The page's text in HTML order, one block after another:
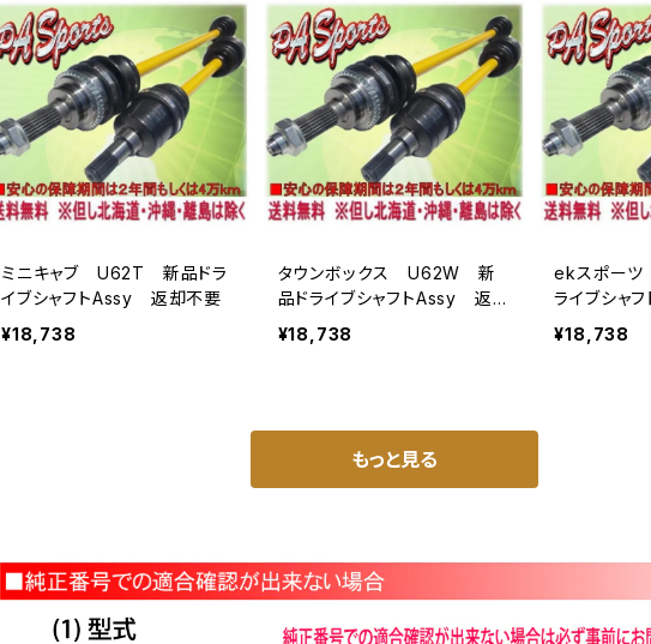
ミニキャブ U62T 新品ドラ
イブシャフトAssy 返却不要
¥18,738
タウンボックス U62W 新
品ドライブシャフトAssy 返却
不要
¥18,738
ekスポー
ライブシャ
要
¥18,738
もっと見る